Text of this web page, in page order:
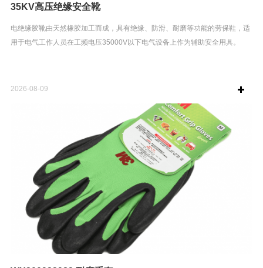
35KV高压绝缘安全靴
电绝缘胶靴由天然橡胶加工而成，具有绝缘、防滑、耐磨等功能的劳保鞋，适
用于电气工作人员在工频电压35000V以下电气设备上作为辅助安全用具。
2026-08-09